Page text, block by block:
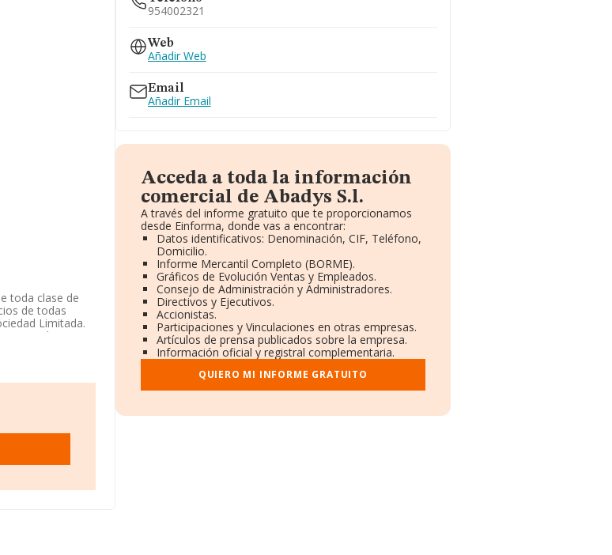
toda clase de
de todas
Limitada.
mercados
disponible en
16, (41013),
de la
954002321
Web
Añadir Web
Email
Añadir Email
Acceda a toda la información
comercial de Abadys S.l.
A través del informe gratuito que te proporcionamos
desde Einforma, donde vas a encontrar:
Datos identificativos: Denominación, CIF, Teléfono,
Domicilio.
Informe Mercantil Completo (BORME).
Gráficos de Evolución Ventas y Empleados.
Consejo de Administración y Administradores.
Directivos y Ejecutivos.
Accionistas.
Participaciones y Vinculaciones en otras empresas.
Artículos de prensa publicados sobre la empresa.
Información oficial y registral complementaria.
QUIERO MI INFORME GRATUITO